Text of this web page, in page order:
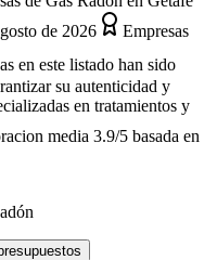
de 2026
Empresas
en este listado han sido
su autenticidad y
en tratamientos y
media 3.9/5 basada en